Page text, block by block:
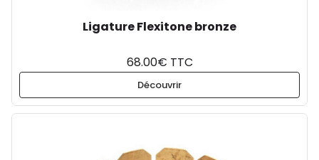
Ligature Flexitone bronze
68.00€ TTC
Découvrir